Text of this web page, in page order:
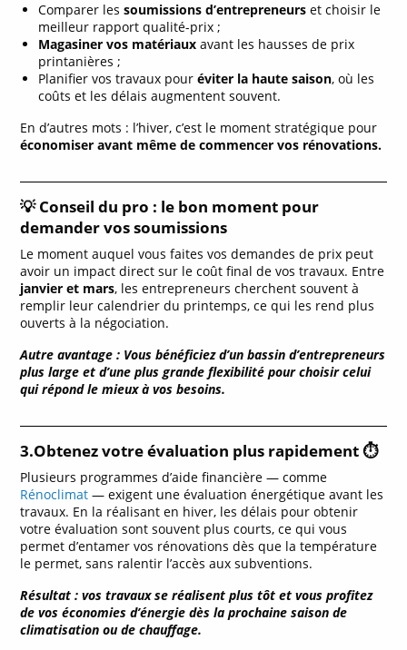
Comparer lessoumissions d’entrepreneurs et choisir le
meilleur rapport qualité-prix ;
Magasiner vos matériaux avant les hausses de prix
printanières ;
Planifier vos travaux pouréviter la haute saison, où les
coûts et les délais augmentent souvent.
En d’autres mots : l’hiver, c’est le moment stratégique pour
économiser avant même de commencer vos rénovations.
💡 Conseil du pro : le bon moment pour
demander vos soumissions
Le moment auquel vous faites vos demandes de prix peut
avoir un impact direct sur le coût final de vos travaux. Entre
janvier et mars, les entrepreneurs cherchent souvent à
remplir leur calendrier du printemps, ce qui les rend plus
ouverts à la négociation.
Autre avantage : Vous bénéficiez d’un bassin d’entrepreneurs
plus large et d’une plus grande flexibilité pour choisir celui
qui répond le mieux à vos besoins.
3.Obtenez votre évaluation plus rapidement⏱️
Plusieurs programmes d’aide financière — comme
Rénoclimat — exigent une évaluation énergétique avant les
travaux. En la réalisant en hiver, les délais pour obtenir
votre évaluation sont souvent plus courts, ce qui vous
permet d’entamer vos rénovations dès que la température
le permet, sans ralentir l’accès aux subventions.
Résultat : vos travaux se réalisent plus tôt et vous profitez
de vos économies d’énergie dès la prochaine saison de
climatisation ou de chauffage.